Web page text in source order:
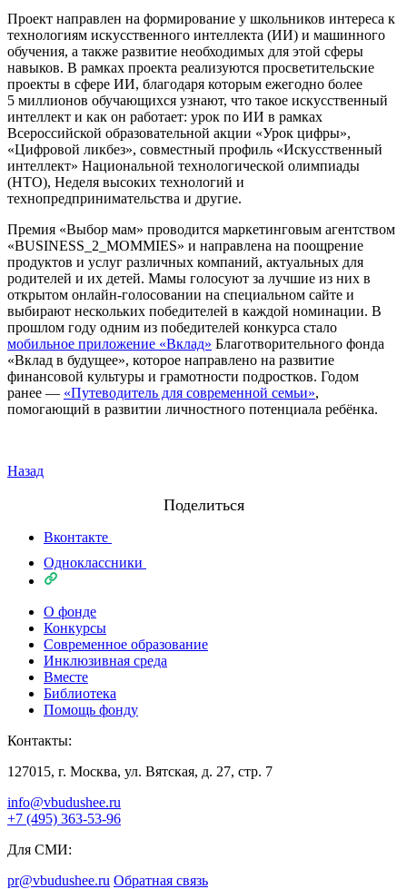
Проект направлен на формирование у школьников интереса к
технологиям искусственного интеллекта (ИИ) и машинного
обучения, а также развитие необходимых для этой сферы
навыков. В рамках проекта реализуются просветительские
проекты в сфере ИИ, благодаря которым ежегодно более
5 миллионов обучающихся узнают, что такое искусственный
интеллект и как он работает: урок по ИИ в рамках
Всероссийской образовательной акции «Урок цифры»,
«Цифровой ликбез», совместный профиль «Искусственный
интеллект» Национальной технологической олимпиады
(НТО), Неделя высоких технологий и
технопредпринимательства и другие.
Премия «Выбор мам» проводится маркетинговым агентством
«BUSINESS_2_MOMMIES» и направлена на поощрение
продуктов и услуг различных компаний, актуальных для
родителей и их детей. Мамы голосуют за лучшие из них в
открытом онлайн-голосовании на специальном сайте и
выбирают нескольких победителей в каждой номинации. В
прошлом году одним из победителей конкурса стало
мобильное приложение «Вклад» Благотворительного фонда
«Вклад в будущее», которое направлено на развитие
финансовой культуры и грамотности подростков. Годом
ранее — «Путеводитель для современной семьи»,
помогающий в развитии личностного потенциала ребёнка.
Назад
Поделиться
Вконтакте
Одноклассники
О фонде
Конкурсы
Современное образование
Инклюзивная среда
Вместе
Библиотека
Помощь фонду
Контакты:
127015, г. Москва, ул. Вятская, д. 27, стр. 7
info@vbudushee.ru
+7 (495) 363-53-96
Для СМИ:
pr@vbudushee.ru Обратная связь